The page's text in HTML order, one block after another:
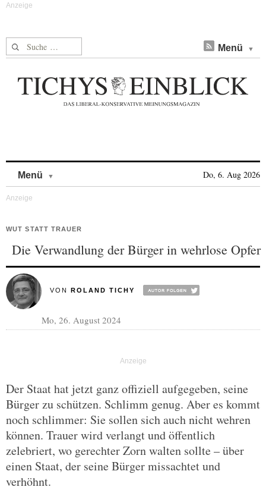
Suche nach: Menü
Menü Do, 6. Aug 2026
WUT STATT TRAUER
Die Verwandlung der Bürger in wehrlose Opfer
VON ROLAND TICHY
Mo, 26. August 2024
Der Staat hat jetzt ganz offiziell aufgegeben, seine
Bürger zu schützen. Schlimm genug. Aber es kommt
noch schlimmer: Sie sollen sich auch nicht wehren
können. Trauer wird verlangt und öffentlich
zelebriert, wo gerechter Zorn walten sollte – über
einen Staat, der seine Bürger missachtet und
verhöhnt.